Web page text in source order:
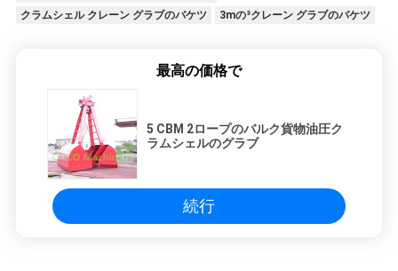
クラムシェル クレーン グラブのバケツ
3mの³クレーン グラブのバケツ
最高の価格で
5 CBM 2ロープのバルク貨物油圧ク
ラムシェルのグラブ
続行